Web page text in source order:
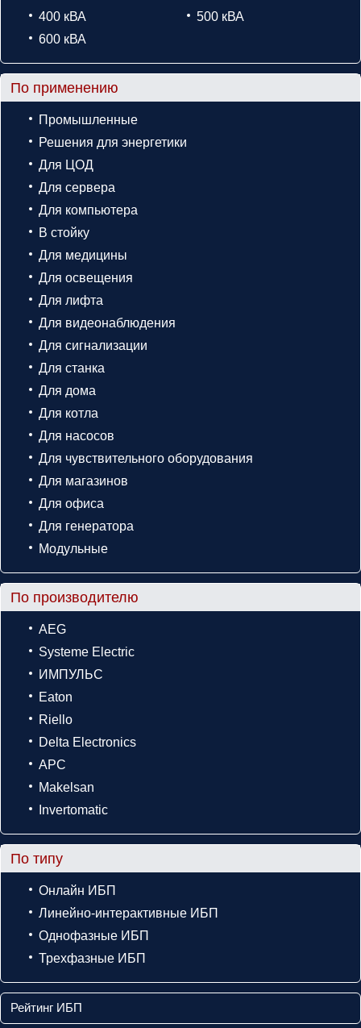
400 кВА
500 кВА
600 кВА
По применению
Промышленные
Решения для энергетики
Для ЦОД
Для сервера
Для компьютера
В стойку
Для медицины
Для освещения
Для лифта
Для видеонаблюдения
Для сигнализации
Для станка
Для дома
Для котла
Для насосов
Для чувствительного оборудования
Для магазинов
Для офиса
Для генератора
Модульные
По производителю
AEG
Systeme Electric
ИМПУЛЬС
Eaton
Riello
Delta Electronics
APC
Makelsan
Invertomatic
По типу
Онлайн ИБП
Линейно-интерактивные ИБП
Однофазные ИБП
Трехфазные ИБП
Рейтинг ИБП